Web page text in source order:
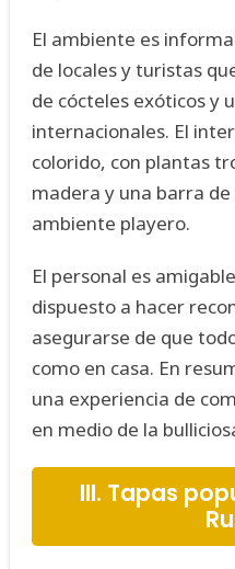
El ambiente es
de locales y turistas
de cócteles exóticos y
internacionales. El
colorido, con plantas
madera y una barra
ambiente playero.
El personal es
dispuesto a hacer
asegurarse de que
como en casa. En
una experiencia de
en medio de la
III. Tapas